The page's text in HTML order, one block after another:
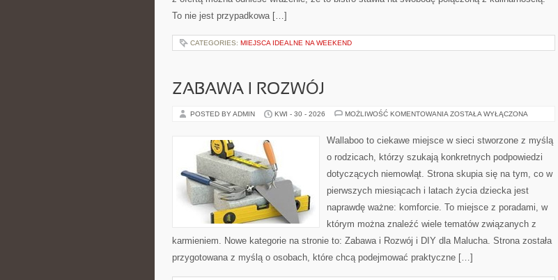
To nie jest przypadkowa […]
CATEGORIES: MIEJSCA IDEALNE NA WEEKEND
ZABAWA I ROZWÓJ
POSTED BY ADMIN KWI - 30 - 2026 MOŻLIWOŚĆ KOMENTOWANIA ZABAWA
ZOSTAŁA WYŁĄCZONA
Wallaboo to ciekawe miejsce w sieci stworzone z myślą
o rodzicach, którzy szukają konkretnych podpowiedzi
dotyczących niemowląt. Strona skupia się na tym, co w
pierwszych miesiącach i latach życia dziecka jest
naprawdę ważne: komforcie. To miejsce z poradami, w
którym można znaleźć wiele tematów związanych z
karmieniem. Nowe kategorie na stronie to: Zabawa i Rozwój i DIY dla Malucha. Strona została
przygotowana z myślą o osobach, które chcą podejmować praktyczne […]